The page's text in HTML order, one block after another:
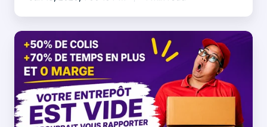
Pourquoi
les
transporteurs
demain
seront
aussi
logisticiens